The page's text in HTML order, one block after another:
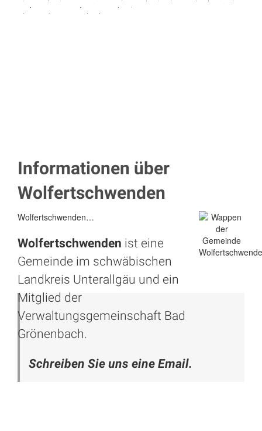
Informationen über
Wolfertschwenden
Wolfertschwenden…
Wolfertschwenden ist eine
Gemeinde im schwäbischen
Landkreis Unterallgäu und ein
Mitglied der
Verwaltungsgemeinschaft Bad
Grönenbach.
Schreiben Sie uns eine Email.